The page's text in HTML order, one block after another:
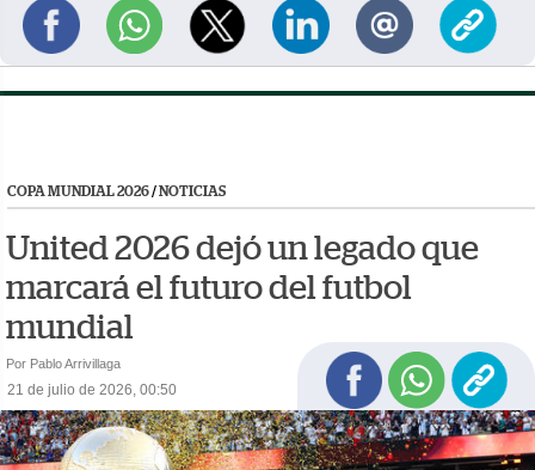
COPA MUNDIAL 2026/NOTICIAS
United 2026 dejó un legado que
marcará el futuro del futbol
mundial
Por Pablo Arrivillaga
21 de julio de 2026, 00:50